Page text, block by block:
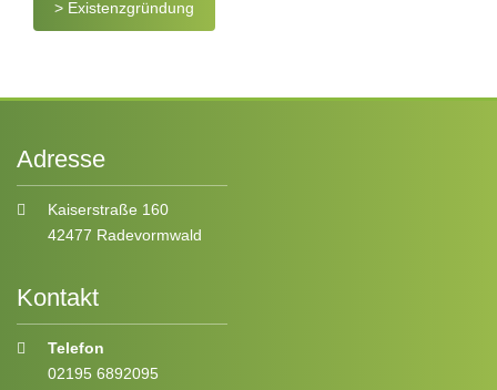
> Existenzgründung
Adresse
Kaiserstraße 160
42477 Radevormwald
Kontakt
Telefon
02195 6892095